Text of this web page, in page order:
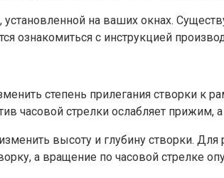
, установленной на ваших окнах.
ознакомиться с инструкцией
степень прилегания створки
часовой стрелки ослабляет прижим,
высоту и глубину створки.
а вращение по часовой стрелке